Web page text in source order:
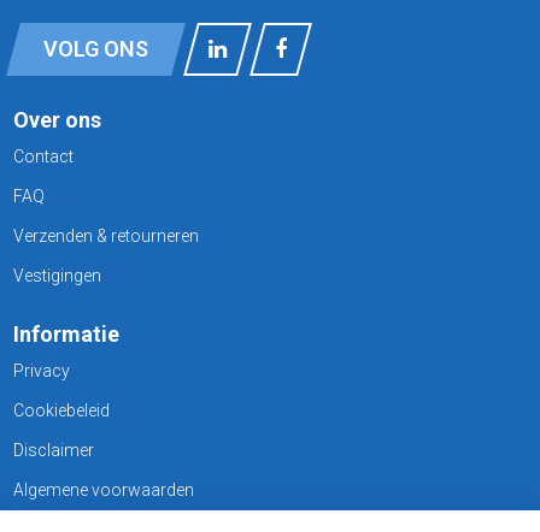
VOLG ONS
Over ons
Contact
FAQ
Verzenden & retourneren
Vestigingen
Informatie
Privacy
Cookiebeleid
Disclaimer
Algemene voorwaarden